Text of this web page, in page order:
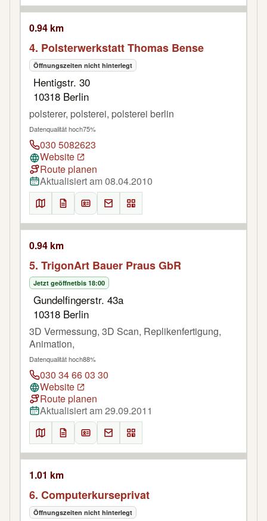
0.94 km
4. Polsterwerkstatt Thomas Bense
Öffnungszeiten nicht hinterlegt
Hentigstr. 30
10318 Berlin
polsterer, polsterei, polsterei berlin
Datenqualität hoch75%
030 5082623
Website
Route planen
Aktualisiert am 08.04.2010
0.94 km
5. TrigonArt Bauer Praus GbR
Jetzt geöffnetbis 18:00
Gundelfingerstr. 43a
10318 Berlin
3D Vermessung, 3D Scan, Replikenfertigung,
Animation,
Datenqualität hoch88%
030 34 66 03 30
Website
Route planen
Aktualisiert am 29.09.2011
1.01 km
6. Computerkurseprivat
Öffnungszeiten nicht hinterlegt